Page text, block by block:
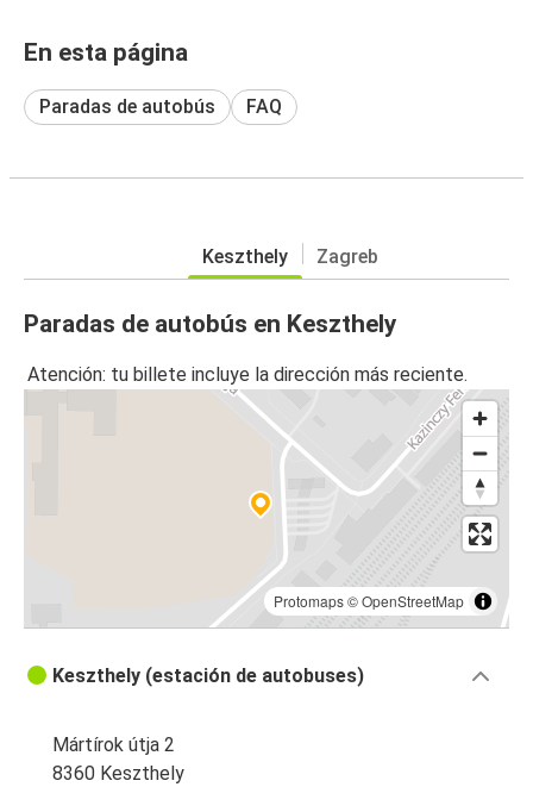
En esta página
Paradas de autobús FAQ
Keszthely Zagreb
Paradas de autobús en Keszthely
Atención: tu billete incluye la dirección más reciente.
Protomaps©OpenStreetMap
Keszthely (estación de autobuses)
Mártírok útja 2
8360 Keszthely